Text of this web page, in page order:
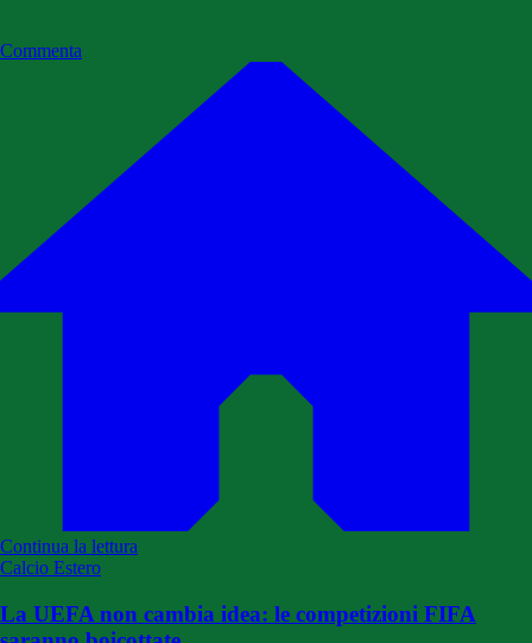
Commenta
Continua la lettura
Calcio Estero
La UEFA non cambia idea: le competizioni FIFA